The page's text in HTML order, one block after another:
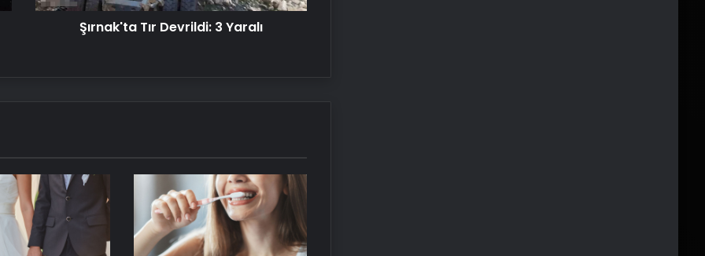
Saatlerin Anlamı Nasıl Yorumlanır?
Derideki bu değişimler cilt kanseri
sinyali olabilir! Cilt kanserinden
korunmanın yolları
Şırnak'ta Tır Devrildi: 3 Yaralı